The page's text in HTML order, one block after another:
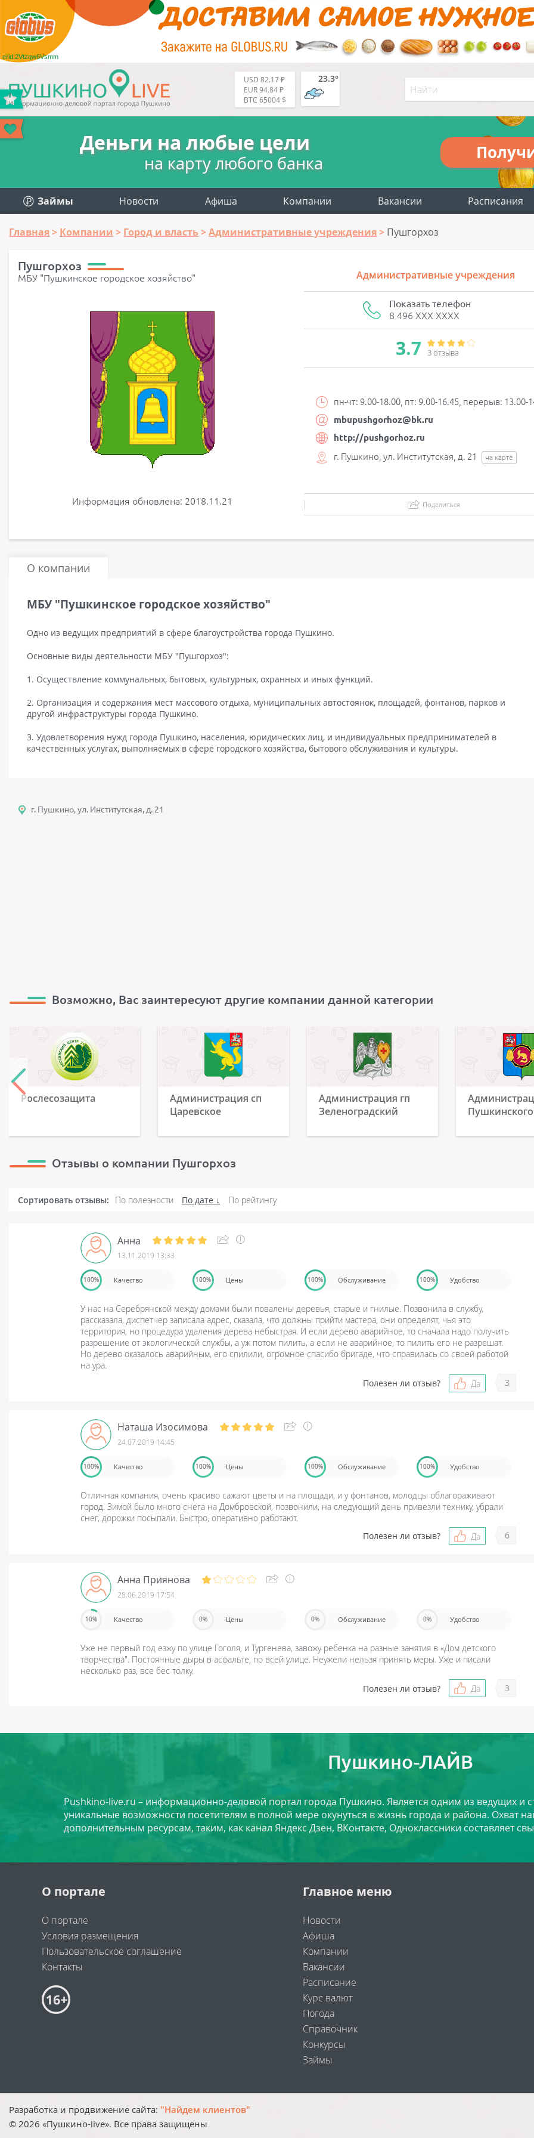
erid:2Vtzqw6Vsmm
USD 82.17 ₽
EUR 94.84 ₽
BTC 65004 $
23.3°
Деньги на любые цели
на карту любого банка
Займы Новости Афиша Компании Вакансии Расписания
Главная Компании Город и власть Административные учреждения Пушгорхоз
Пушгорхоз
МБУ "Пушкинское городское хозяйство"
Информация обновлена: 2018.11.21
Административные учреждения
Показать телефон
8 496 XXX XXXX
3.7 3 отзывa
пн-чт: 9.00-18.00, пт: 9.00-16.45, перерыв: 13.00-
mbupushgorhoz@bk.ru
http://pushgorhoz.ru
г. Пушкино, ул. Институтская, д. 21
на карте
Поделиться
О компании
МБУ "Пушкинское городское хозяйство"
Одно из ведущих предприятий в сфере благоустройства города Пушкино.
Основные виды деятельности МБУ "Пушгорхоз":
1. Осуществление коммунальных, бытовых, культурных, охранных и иных функций.
2. Организация и содержания мест массового отдыха, муниципальных автостоянок, площадей, фонтанов, парков и
другой инфраструктуры города Пушкино.
3. Удовлетворения нужд города Пушкино, населения, юридических лиц, и индивидуальных предпринимателей в
качественных услугах, выполняемых в сфере городского хозяйства, бытового обслуживания и культуры.
г. Пушкино, ул. Институтская, д. 21
Возможно, Вас заинтересуют другие компании данной категории
Рослесозащита
Администрация сп
Царевское
Администрация гп
Зеленоградский
Отзывы о компании Пушгорхоз
Сортировать отзывы: По полезности По дате По рейтингу
Анна
13.11.2019 13:33
100% Качество 100% Цены 100% Обслуживание 100% Удобство
У нас на Серебрянской между домами были повалены деревья, старые и гнилые. Позвонила в службу,
рассказала, диспетчер записала адрес, сказала, что должны прийти мастера, они определят, чья это
территория, но процедура удаления дерева небыстрая. И если дерево аварийное, то сначала надо получить
разрешение от экологической службы, а уж потом пилить, а если не аварийное, то пилить его не разрешат.
Но дерево оказалось аварийным, его спилили, огромное спасибо бригаде, что справилась со своей работой
на ура.
Полезен ли отзыв?
Да 3
Наташа Изосимова
24.07.2019 14:45
100% Качество 100% Цены 100% Обслуживание 100% Удобство
Отличная компания, очень красиво сажают цветы и на площади, и у фонтанов, молодцы облагораживают
город. Зимой было много снега на Домбровской, позвонили, на следующий день привезли технику, убрали
снег, дорожки посыпали. Быстро, оперативно работают.
Полезен ли отзыв?
Да 6
Анна Приянова
28.06.2019 17:54
10% Качество 0% Цены 0% Обслуживание 0% Удобство
Уже не первый год езжу по улице Гоголя, и Тургенева, завожу ребенка на разные занятия в «Дом детского
творчества". Постоянные дыры в асфальте, по всей улице. Неужели нельзя принять меры. Уже и писали
несколько раз, все бес толку.
Полезен ли отзыв?
Да 3
Пушкино-ЛАЙВ
Pushkino-live.ru – информационно-деловой портал города Пушкино. Является одним из ведущих и
уникальные возможности посетителям в полной мере окунуться в жизнь города и района. Охват
дополнительным ресурсам, таким, как канал Яндекс Дзен, ВКонтакте, Одноклассники составляет
О портале
О портале
Условия размещения
Пользовательское соглашение
Контакты
Главное меню
Новости
Афиша
Компании
Вакансии
Расписание
Курс валют
Погода
Справочник
Конкурсы
Займы
Разработка и продвижение сайта: "Найдем клиентов"
© 2026 «Пушкино-live». Все права защищены